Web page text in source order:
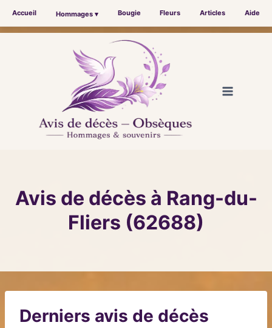
Accueil Hommages ▾ Bougie Fleurs Articles Aide
Avis de décès à Rang-du-
Fliers (62688)
Derniers avis de décès